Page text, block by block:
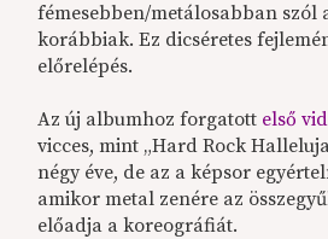
fémesebben/metálosabban szól
korábbiak. Ez dicséretes
előrelépés.
Az új albumhoz forgatott első
vicces, mint „Hard Rock
négy éve, de az a képsor
amikor metal zenére az
előadja a koreográfiát.